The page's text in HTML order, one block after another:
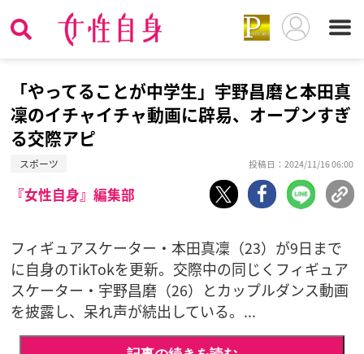
「やってることが中学生」宇野昌磨と本田真
凜のイチャイチャ動画に辟易、オープンすぎ
る交際アピ
スポーツ 投稿日：2024/11/16 06:00
『女性自身』編集部
フィギュアスケーター・本田真凜（23）が9日まで
に自身のTikTokを更新。交際中の同じくフィギュア
スケーター・宇野昌磨（26）とカップルダンス動画
を披露し、呆れ声が続出している。...